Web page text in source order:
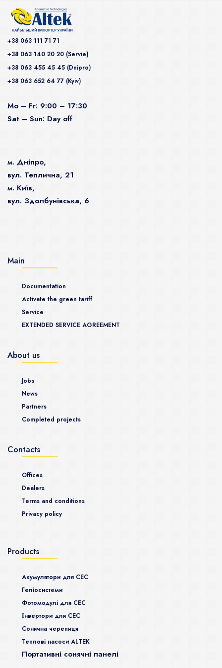
+38 063 111 71 71
+38 063 140 20 20 (Servie)
+38 063 455 45 45 (Dnipro)
+38 063 652 64 77 (Kyiv)
Mo – Fr: 9:00 – 17:30
Sat – Sun: Day off
м. Дніпро,
вул. Теплична, 21
м. Київ,
вул. Здолбунівська, 6
Main
Documentation
Activate the green tariff
Service
EXTENDED SERVICE AGREEMENT
About us
Jobs
News
Partners
Completed projects
Contacts
Offices
Dealers
Terms and conditions
Privacy policy
Products
Акумулятори для СЕС
Гeліосистеми
Фотомодулі для СЕС
Інвертори для СЕС
Сонячна черепиця
Теплові насоси ALTEK
Портативні сонячні панелі